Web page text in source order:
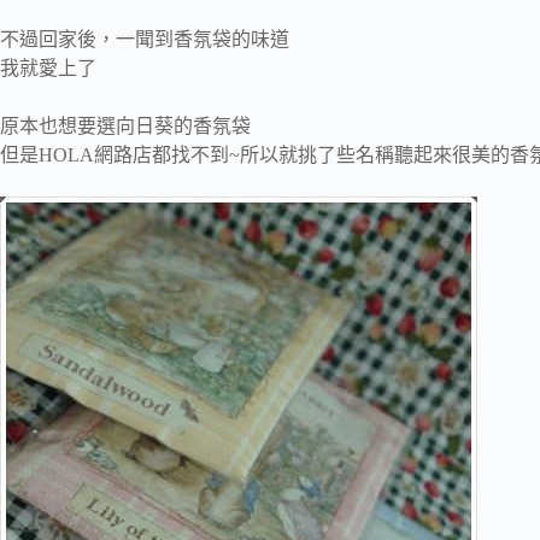
不過回家後，一聞到香氛袋的味道
我就愛上了
原本也想要選向日葵的香氛袋
但是HOLA網路店都找不到~所以就挑了些名稱聽起來很美的香